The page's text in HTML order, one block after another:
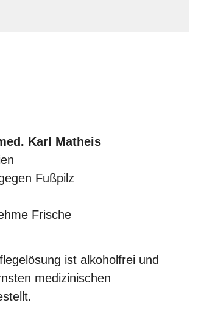
Karl Matheis
Fußpilz
Frische
ist alkoholfrei und
medizinischen